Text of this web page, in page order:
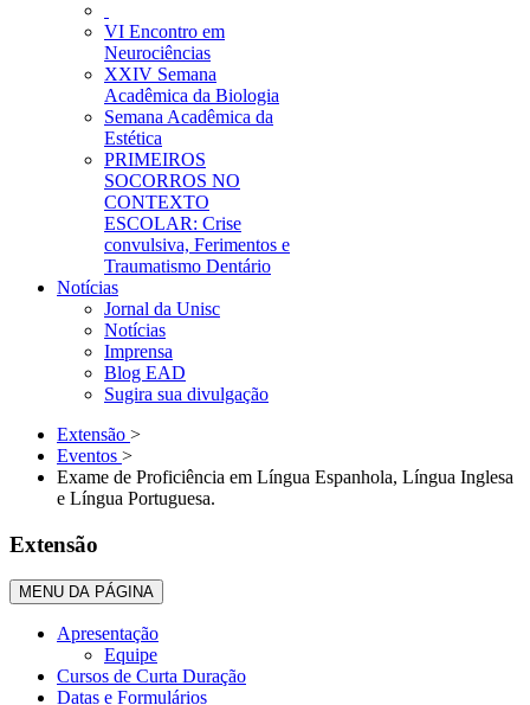
VI Encontro em
Neurociências
XXIV Semana
Acadêmica da Biologia
Semana Acadêmica da
Estética
PRIMEIROS
SOCORROS NO
CONTEXTO
ESCOLAR: Crise
convulsiva, Ferimentos e
Traumatismo Dentário
Notícias
Jornal da Unisc
Notícias
Imprensa
Blog EAD
Sugira sua divulgação
Extensão >
Eventos >
Exame de Proficiência em Língua Espanhola, Língua Inglesa
e Língua Portuguesa.
Extensão
MENU DA PÁGINA
Apresentação
Equipe
Cursos de Curta Duração
Datas e Formulários